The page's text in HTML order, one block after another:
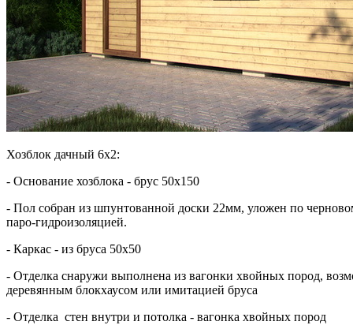
Хозблок дачный 6х2:
- Основание хозблока - брус 50х150
- Пол собран из шпунтованной доски 22мм, уложен по
паро-гидроизоляцией.
- Каркас - из бруса 50х50
- Отделка снаружи выполнена из вагонки хвойных пород,
деревянным блокхаусом или имитацией бруса
- Отделка стен внутри и потолка - вагонка хвойных пород